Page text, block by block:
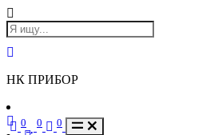
НК ПРИБОР
0 0 0